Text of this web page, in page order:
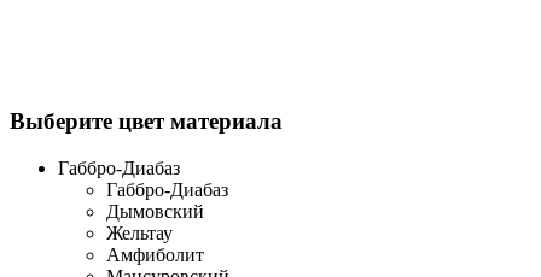
Выберите цвет материала
Габбро-Диабаз
Габбро-Диабаз
Дымовский
Жельтау
Амфиболит